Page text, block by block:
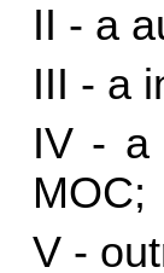
II - a
III - a
IV - a
MOC;
V -